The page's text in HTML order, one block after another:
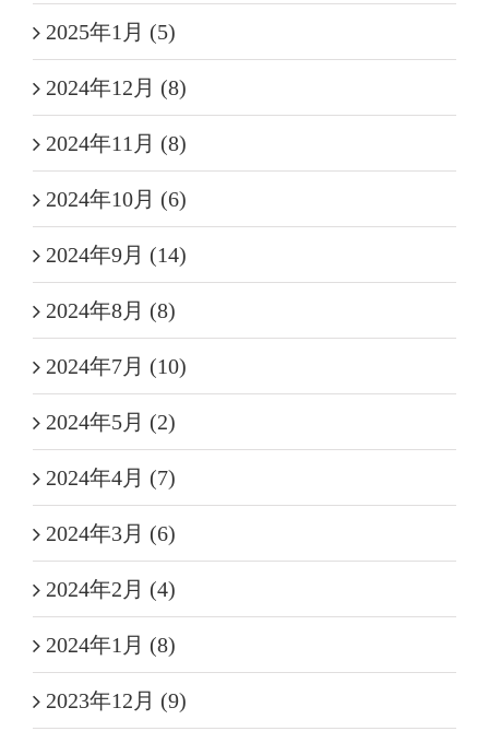
2025年1月 (5)
2024年12月 (8)
2024年11月 (8)
2024年10月 (6)
2024年9月 (14)
2024年8月 (8)
2024年7月 (10)
2024年5月 (2)
2024年4月 (7)
2024年3月 (6)
2024年2月 (4)
2024年1月 (8)
2023年12月 (9)